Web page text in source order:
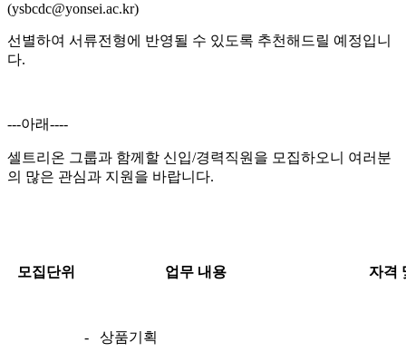
(ysbcdc@yonsei.ac.kr)
선별하여 서류전형에 반영될 수 있도록 추천해드릴 예정입니
다.
---아래----
셀트리온 그룹과 함께할 신입/경력직원을 모집하오니 여러분
의 많은 관심과 지원을 바랍니다.
모집단위 업무 내용 자격
- 상품기획